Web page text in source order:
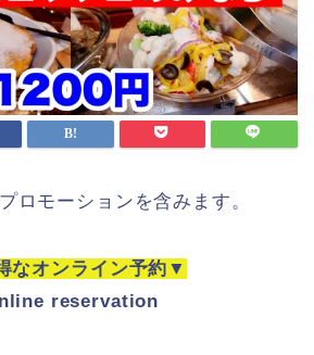
ロモーションを含みます。
なオンライン予約▼
reservation